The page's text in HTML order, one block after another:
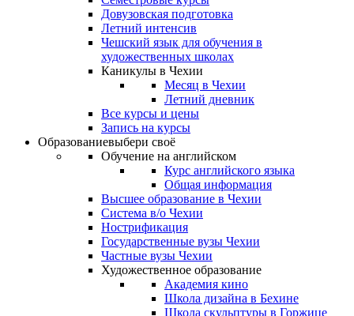
Довузовская подготовка
Летний интенсив
Чешский язык для обучения в
художественных школах
Каникулы в Чехии
Месяц в Чехии
Летний дневник
Все курсы и цены
Запись на курсы
Образованиевыбери своё
Обучение на английском
Курс английского языка
Общая информация
Высшее образование в Чехии
Система в/о Чехии
Нострификация
Государственные вузы Чехии
Частные вузы Чехии
Художественное образование
Академия кино
Школа дизайна в Бехине
Школа скульптуры в Горжице